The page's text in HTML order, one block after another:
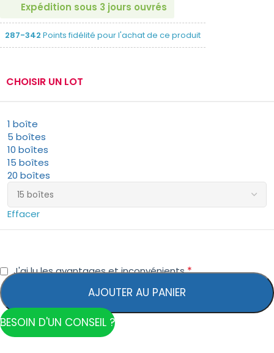
Expédition sous 3 jours ouvrés
287-342 Points fidélité pour l'achat de ce produit
CHOISIR UN LOT
1 boîte
5 boîtes
10 boîtes
15 boîtes
20 boîtes
Effacer
J'ai lu les avantages et inconvénients*
AJOUTER AU PANIER
BESOIN D'UN CONSEIL ?